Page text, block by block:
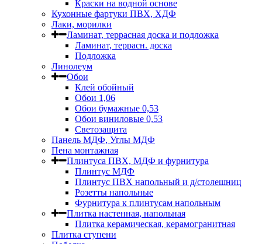
Краски на водной основе
Кухонные фартуки ПВХ, ХДФ
Лаки, морилки
Ламинат, террасная доска и подложка
Ламинат, террасн. доска
Подложка
Линолеум
Обои
Клей обойный
Обои 1,06
Обои бумажные 0,53
Обои виниловые 0,53
Светозащита
Панель МДФ, Углы МДФ
Пена монтажная
Плинтуса ПВХ, МДФ и фурнитура
Плинтус МДФ
Плинтус ПВХ напольный и д/столешниц
Розетты напольные
Фурнитура к плинтусам напольным
Плитка настенная, напольная
Плитка керамическая, керамогранитная
Плитка ступени